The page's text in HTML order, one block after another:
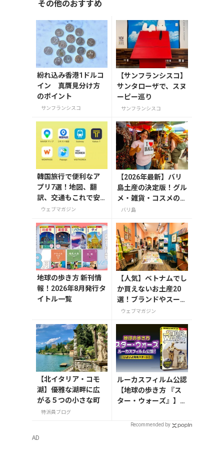
その他のおすすめ
紛れ込み香港1ドルコ
イン 真贋見分け方
のポイント
サンフランシスコ
【サンフランシスコ】
サンタローザで、スヌ
ーピー巡り
サンフランシスコ
韓国旅行で便利なア
プリ7選！地図、翻
訳、交通もこれで安
心ウェブマガジン
【2026年最新】バリ
島土産の決定版！グル
メ・雑貨・コスメのお
すすめ20選
バリ島
地球の歩き方 新刊情
報！2026年8月発行タ
イトル一覧
【人気】ベトナムでし
か買えないお土産20
選！ブランドやスーパ
ーのお菓子や雑貨まで
ウェブマガジン
【北イタリア・コモ
湖】優雅な湖畔に広
がる５つの小さな町
特派員ブログ
ルーカスフィルム公認
【地球の歩き方 『ス
ター・ウォーズ』】が
定版はホログラム仕様
Recommended by
AD